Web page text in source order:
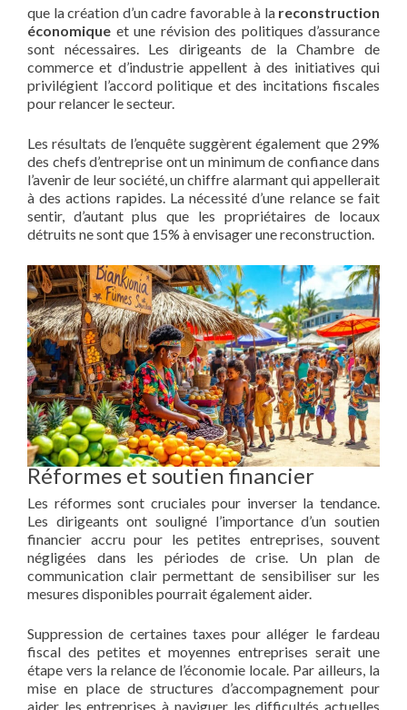
que la création d’un cadre favorable à la reconstruction
économique et une révision des politiques d’assurance
sont nécessaires. Les dirigeants de la Chambre de
commerce et d’industrie appellent à des initiatives qui
privilégient l’accord politique et des incitations fiscales
pour relancer le secteur.
Les résultats de l’enquête suggèrent également que 29%
des chefs d’entreprise ont un minimum de confiance dans
l’avenir de leur société, un chiffre alarmant qui appellerait
à des actions rapides. La nécessité d’une relance se fait
sentir, d’autant plus que les propriétaires de locaux
détruits ne sont que 15% à envisager une reconstruction.
Réformes et soutien financier
Les réformes sont cruciales pour inverser la tendance.
Les dirigeants ont souligné l’importance d’un soutien
financier accru pour les petites entreprises, souvent
négligées dans les périodes de crise. Un plan de
communication clair permettant de sensibiliser sur les
mesures disponibles pourrait également aider.
Suppression de certaines taxes pour alléger le fardeau
fiscal des petites et moyennes entreprises serait une
étape vers la relance de l’économie locale. Par ailleurs, la
mise en place de structures d’accompagnement pour
aider les entreprises à naviguer les difficultés actuelles